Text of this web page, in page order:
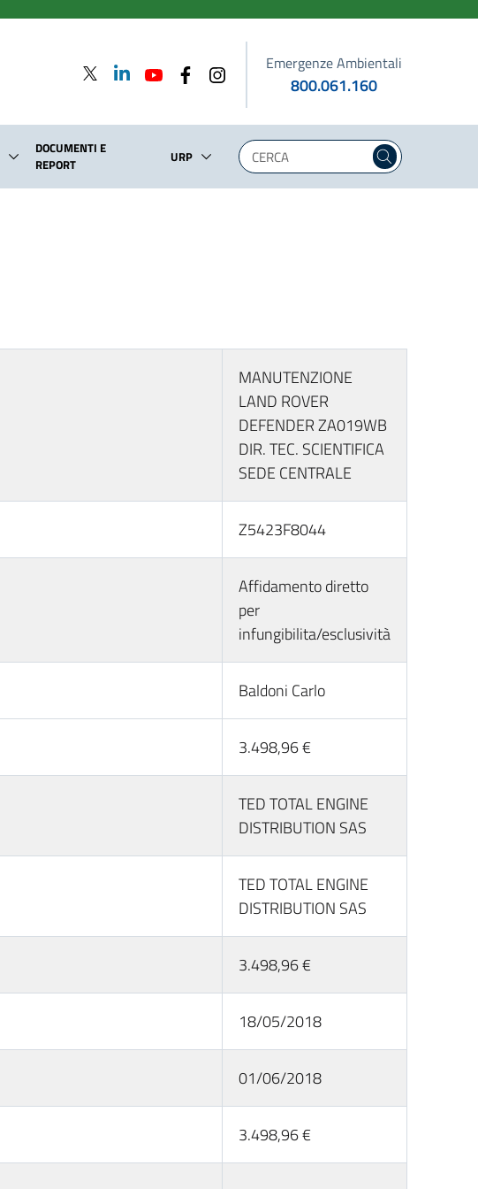
Emergenze Ambientali
800.061.160
DOCUMENTI E
REPORT
URP
MANUTENZIONE
LAND ROVER
DEFENDER ZA019WB
DIR. TEC. SCIENTIFICA
SEDE CENTRALE
Z5423F8044
Affidamento diretto
per
infungibilita/esclusività
Baldoni Carlo
3.498,96 €
TED TOTAL ENGINE
DISTRIBUTION SAS
TED TOTAL ENGINE
DISTRIBUTION SAS
3.498,96 €
18/05/2018
01/06/2018
3.498,96 €